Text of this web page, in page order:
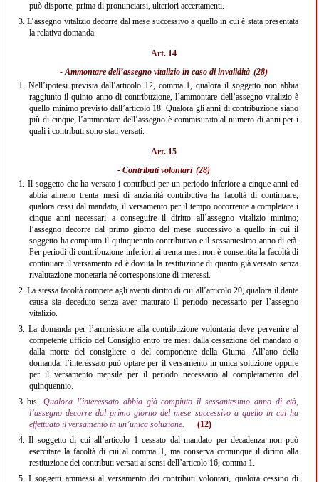
può disporre, prima di pronunciarsi, ulteriori accertamenti.
3. L’assegno vitalizio decorre dal mese successivo a quello in cui è stata presentata
la relativa domanda.
Art. 14
- Ammontare dell’assegno vitalizio in caso di invalidità (28)
1. Nell’ipotesi prevista dall’articolo 12, comma 1, qualora il soggetto non abbia
raggiunto il quinto anno di contribuzione, l’ammontare dell’assegno vitalizio è
quello minimo previsto dall’articolo 18. Qualora gli anni di contribuzione siano
più di cinque, l’ammontare dell’assegno è commisurato al numero di anni per i
quali i contributi sono stati versati.
Art. 15
- Contributi volontari (28)
1. Il soggetto che ha versato i contributi per un periodo inferiore a cinque anni ed
abbia almeno trenta mesi di anzianità contributiva ha facoltà di continuare,
qualora cessi dal mandato, il versamento per il tempo occorrente a completare i
cinque anni necessari a conseguire il diritto all’assegno vitalizio minimo;
l’assegno decorre dal primo giorno del mese successivo a quello in cui il
soggetto ha compiuto il quinquennio contributivo e il sessantesimo anno di età.
Per periodi di contribuzione inferiori ai trenta mesi non è consentita la facoltà di
continuare il versamento ed è dovuta la restituzione di quanto già versato senza
rivalutazione monetaria né corresponsione di interessi.
2. La stessa facoltà compete agli aventi diritto di cui all’articolo 20, qualora il dante
causa sia deceduto senza aver maturato il periodo necessario per l’assegno
vitalizio.
3. La domanda per l’ammissione alla contribuzione volontaria deve pervenire al
competente ufficio del Consiglio entro tre mesi dalla cessazione del mandato o
dalla morte del consigliere o del componente della Giunta. All’atto della
domanda, l’interessato può optare per il versamento in unica soluzione oppure
per il versamento mensile per il periodo necessario al completamento del
quinquennio.
3 bis. Qualora l’interessato abbia già compiuto il sessantesimo anno di età,
l’assegno decorre dal primo giorno del mese successivo a quello in cui ha
effettuato il versamento in un’unica soluzione.
(12)
4. Il soggetto di cui all’articolo 1 cessato dal mandato per decadenza non può
esercitare la facoltà di cui al comma 1, ma conserva comunque il diritto alla
restituzione dei contributi versati ai sensi dell’articolo 16, comma 1.
5. I soggetti ammessi al versamento dei contributi volontari, qualora cessino di